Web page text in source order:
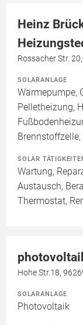
Heinz
Rossacher Str.
SOLARANLAGE
Wärmepumpe,
Pelletheizung,
SOLAR
Wartung,
Austausch,
Thermostat,
Hohe Str.18,
SOLARANLAGE
Photovoltaik